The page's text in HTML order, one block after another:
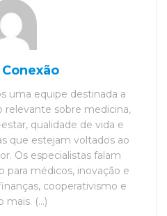
uma equipe destinada a
sobre medicina,
qualidade de vida e
que estejam voltados ao
Os especialistas falam
para médicos, inovação e
cooperativismo e
mais. (...)